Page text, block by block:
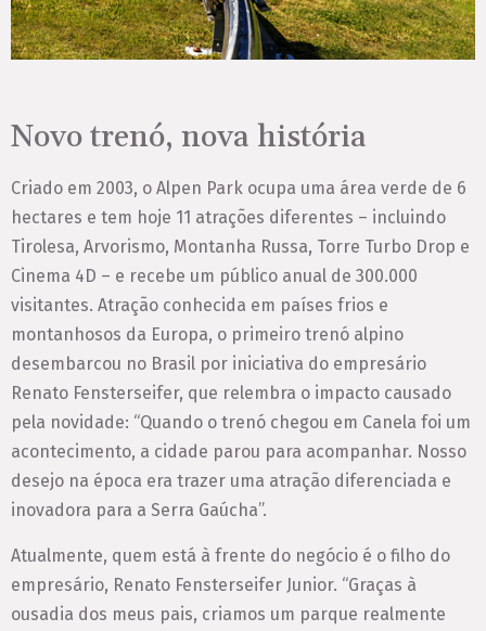
Novo trenó, nova história
Criado em 2003, o Alpen Park ocupa uma área verde de 6
hectares e tem hoje 11 atrações diferentes – incluindo
Tirolesa, Arvorismo, Montanha Russa, Torre Turbo Drop e
Cinema 4D – e recebe um público anual de 300.000
visitantes. Atração conhecida em países frios e
montanhosos da Europa, o primeiro trenó alpino
desembarcou no Brasil por iniciativa do empresário
Renato Fensterseifer, que relembra o impacto causado
pela novidade: “Quando o trenó chegou em Canela foi um
acontecimento, a cidade parou para acompanhar. Nosso
desejo na época era trazer uma atração diferenciada e
inovadora para a Serra Gaúcha”.
Atualmente, quem está à frente do negócio é o filho do
empresário, Renato Fensterseifer Junior. “Graças à
ousadia dos meus pais, criamos um parque realmente